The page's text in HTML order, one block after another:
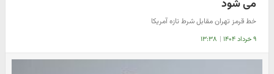
می شود
خط قرمز تهران مقابل شرط تازه آمریکا
۹ خرداد ۱۴۰۴ | ۱۳:۳۸